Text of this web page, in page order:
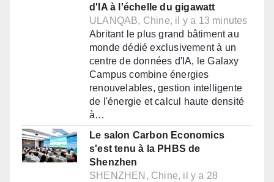
d'IA à l'échelle du gigawatt
ULANQAB, Chine, il y a 13 minutes
Abritant le plus grand bâtiment au
monde dédié exclusivement à un
centre de données d'IA, le Galaxy
Campus combine énergies
renouvelables, gestion intelligente
de l'énergie et calcul haute densité
à…
Le salon Carbon Economics
s'est tenu à la PHBS de
Shenzhen
SHENZHEN, Chine, il y a 28